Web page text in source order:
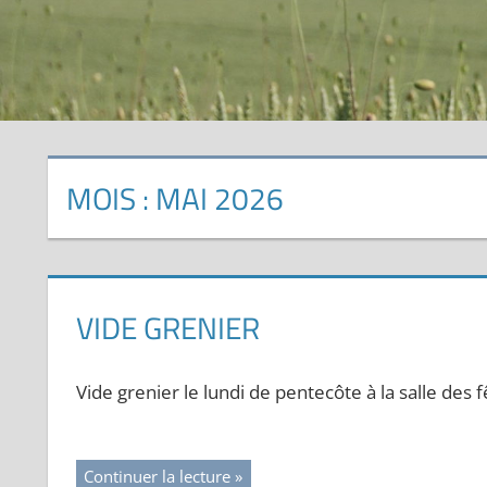
MOIS : MAI 2026
VIDE GRENIER
Vide grenier le lundi de pentecôte à la salle des
Continuer la lecture